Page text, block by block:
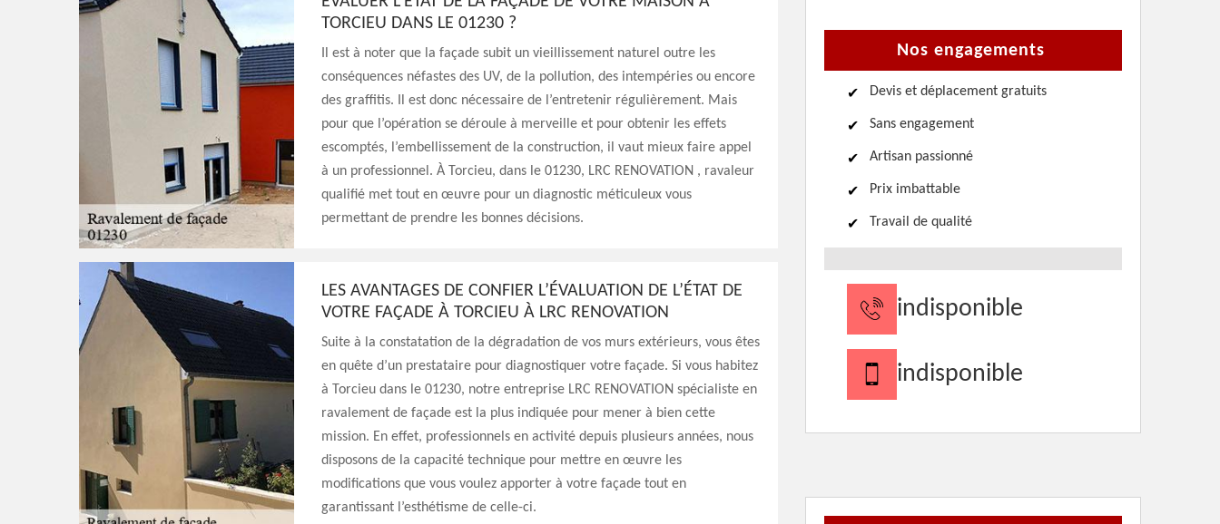
TORCIEU DANS LE 01230 ?
Il est à noter que la façade subit un vieillissement naturel outre les
conséquences néfastes des UV, de la pollution, des intempéries ou encore
des graffitis. Il est donc nécessaire de l’entretenir régulièrement. Mais
pour que l’opération se déroule à merveille et pour obtenir les effets
escomptés, l’embellissement de la construction, il vaut mieux faire appel
à un professionnel. À Torcieu, dans le 01230, LRC RENOVATION , ravaleur
qualifié met tout en œuvre pour un diagnostic méticuleux vous
permettant de prendre les bonnes décisions.
LES AVANTAGES DE CONFIER L’ÉVALUATION DE L’ÉTAT DE
VOTRE FAÇADE À TORCIEU À LRC RENOVATION
Suite à la constatation de la dégradation de vos murs extérieurs, vous êtes
en quête d’un prestataire pour diagnostiquer votre façade. Si vous habitez
à Torcieu dans le 01230, notre entreprise LRC RENOVATION spécialiste en
ravalement de façade est la plus indiquée pour mener à bien cette
mission. En effet, professionnels en activité depuis plusieurs années, nous
disposons de la capacité technique pour mettre en œuvre les
modifications que vous voulez apporter à votre façade tout en
garantissant l’esthétisme de celle-ci.
Nos engagements
Devis et déplacement gratuits
Sans engagement
Artisan passionné
Prix imbattable
Travail de qualité
indisponible
indisponible